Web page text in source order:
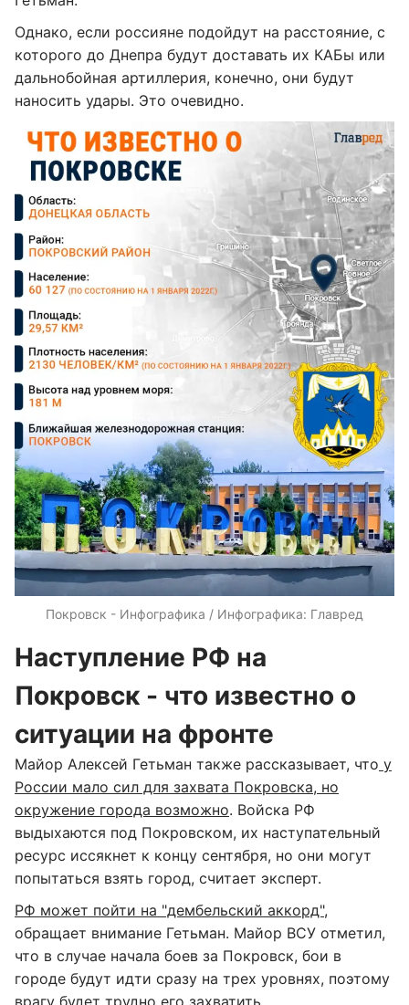
Однако, если россияне подойдут на расстояние, с
которого до Днепра будут доставать их КАБы или
дальнобойная артиллерия, конечно, они будут
наносить удары. Это очевидно.
Покровск - Инфографика / Инфографика: Главред
Наступление РФ на
Покровск - что известно о
ситуации на фронте
Майор Алексей Гетьман также рассказывает, что у
России мало сил для захвата Покровска, но
окружение города возможно. Войска РФ
выдыхаются под Покровском, их наступательный
ресурс иссякнет к концу сентября, но они могут
попытаться взять город, считает эксперт.
РФ может пойти на "дембельский аккорд",
обращает внимание Гетьман. Майор ВСУ отметил,
что в случае начала боев за Покровск, бои в
городе будут идти сразу на трех уровнях, поэтому
врагу будет трудно его захватить.